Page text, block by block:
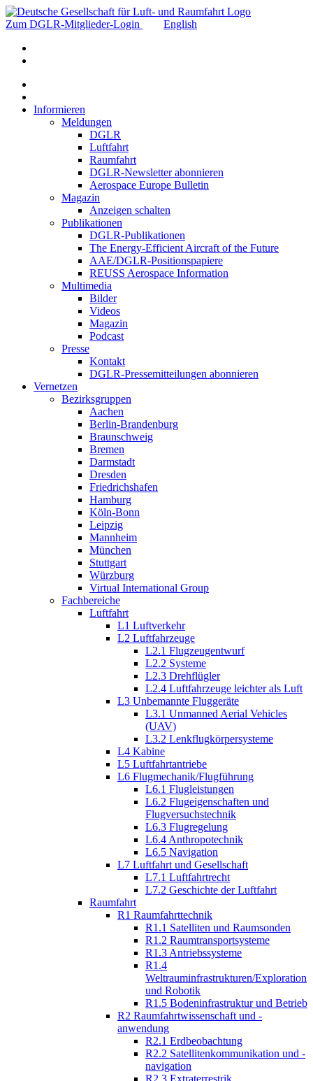
Zum DGLR-Mitglieder-Login English
Informieren
Meldungen
DGLR
Luftfahrt
Raumfahrt
DGLR-Newsletter abonnieren
Aerospace Europe Bulletin
Magazin
Anzeigen schalten
Publikationen
DGLR-Publikationen
The Energy-Efficient Aircraft of the Future
AAE/DGLR-Positionspapiere
REUSS Aerospace Information
Multimedia
Bilder
Videos
Magazin
Podcast
Presse
Kontakt
DGLR-Pressemitteilungen abonnieren
Vernetzen
Bezirksgruppen
Aachen
Berlin-Brandenburg
Braunschweig
Bremen
Darmstadt
Dresden
Friedrichshafen
Hamburg
Köln-Bonn
Leipzig
Mannheim
München
Stuttgart
Würzburg
Virtual International Group
Fachbereiche
Luftfahrt
L1 Luftverkehr
L2 Luftfahrzeuge
L2.1 Flugzeugentwurf
L2.2 Systeme
L2.3 Drehflügler
L2.4 Luftfahrzeuge leichter als Luft
L3 Unbemannte Fluggeräte
L3.1 Unmanned Aerial Vehicles
(UAV)
L3.2 Lenkflugkörpersysteme
L4 Kabine
L5 Luftfahrtantriebe
L6 Flugmechanik/Flugführung
L6.1 Flugleistungen
L6.2 Flugeigenschaften und
Flugversuchstechnik
L6.3 Flugregelung
L6.4 Anthropotechnik
L6.5 Navigation
L7 Luftfahrt und Gesellschaft
L7.1 Luftfahrtrecht
L7.2 Geschichte der Luftfahrt
Raumfahrt
R1 Raumfahrttechnik
R1.1 Satelliten und Raumsonden
R1.2 Raumtransportsysteme
R1.3 Antriebssysteme
R1.4
Weltrauminfrastrukturen/Exploration
und Robotik
R1.5 Bodeninfrastruktur und Betrieb
R2 Raumfahrtwissenschaft und -
anwendung
R2.1 Erdbeobachtung
R2.2 Satellitenkommunikation und -
navigation
R2.3 Extraterrestrik